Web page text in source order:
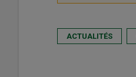
ACTUALITÉS